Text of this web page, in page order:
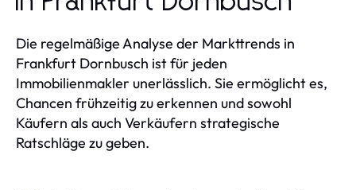
Die regelmäßige Analyse der Markttrends in
Frankfurt Dornbusch ist für jeden
Immobilienmakler unerlässlich. Sie ermöglicht es,
Chancen frühzeitig zu erkennen und sowohl
Käufern als auch Verkäufern strategische
Ratschläge zu geben.